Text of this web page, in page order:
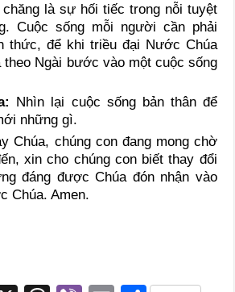
là sự hối tiếc trong nỗi tuyệt
Cuộc sống mỗi người cần phải
thức, để khi triều đại Nước Chúa
theo Ngài bước vào một cuộc sống
Nhìn lại cuộc sống bản thân để
những gì.
Chúa, chúng con đang mong chờ
xin cho chúng con biết thay đổi
đáng được Chúa đón nhận vào
Chúa. Amen.